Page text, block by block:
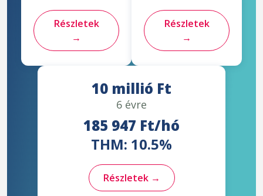
Részletek
→
Részletek
→
10 millió Ft
6 évre
185 947 Ft/hó
THM: 10.5%
Részletek →